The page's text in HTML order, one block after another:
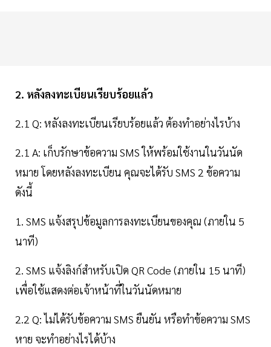
2. หลังลงทะเบียนเรียบร้อยแล้ว
2.1 Q: หลังลงทะเบียนเรียบร้อยแล้ว ต้องทำอย่างไรบ้าง
2.1 A: เก็บรักษาข้อความ SMS ให้พร้อมใช้งานในวันนัด
หมาย โดยหลังลงทะเบียน คุณจะได้รับ SMS 2 ข้อความ
ดังนี้
1. SMS แจ้งสรุปข้อมูลการลงทะเบียนของคุณ (ภายใน 5
นาที)
2. SMS แจ้งลิงก์สำหรับเปิด QR Code (ภายใน 15 นาที)
เพื่อใช้แสดงต่อเจ้าหน้าที่ในวันนัดหมาย
2.2 Q: ไม่ได้รับข้อความ SMS ยืนยัน หรือทำข้อความ SMS
หาย จะทำอย่างไรได้บ้าง